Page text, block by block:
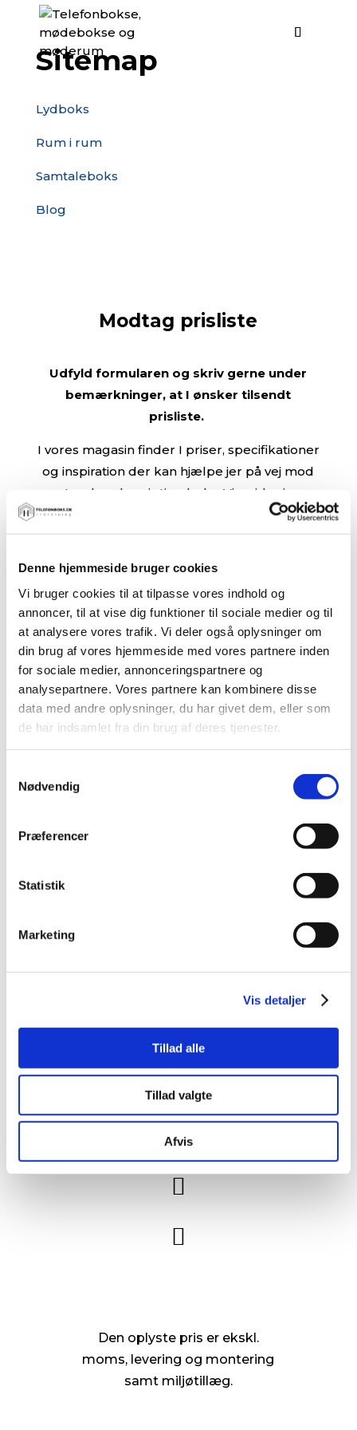
Denne hjemmeside bruger cookies
Vi bruger cookies til at tilpasse vores indhold og
annoncer, til at vise dig funktioner til sociale medier og til
at analysere vores trafik. Vi deler også oplysninger om
din brug af vores hjemmeside med vores partnere inden
for sociale medier, annonceringspartnere og
analysepartnere. Vores partnere kan kombinere disse
data med andre oplysninger, du har givet dem, eller som
de har indsamlet fra din brug af deres tjenester.
Nødvendig
Præferencer
Statistik
Marketing
Vis detaljer
Tillad alle
Tillad valgte
Afvis
Sitemap
Lydboks
Rum i rum
Samtaleboks
Blog
Modtag prisliste
Udfyld formularen og skriv gerne under
bemærkninger, at I ønsker tilsendt
prisliste.
I vores magasin finder I priser, specifikationer
og inspiration der kan hjælpe jer på vej mod
at vælge den rigtige boks. Vi guider jer
en
Kontakt os for et uforpligtende tilbud
En del af Haubjerg Indretning
CVR: 32311326
Bliv inspireret på vores sociale



Den oplyste pris er ekskl.
moms, levering og montering
samt miljøtillæg.